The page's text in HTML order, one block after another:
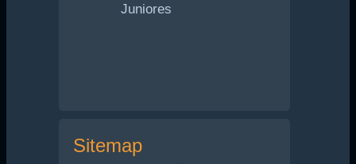
Juniores
Sitemap